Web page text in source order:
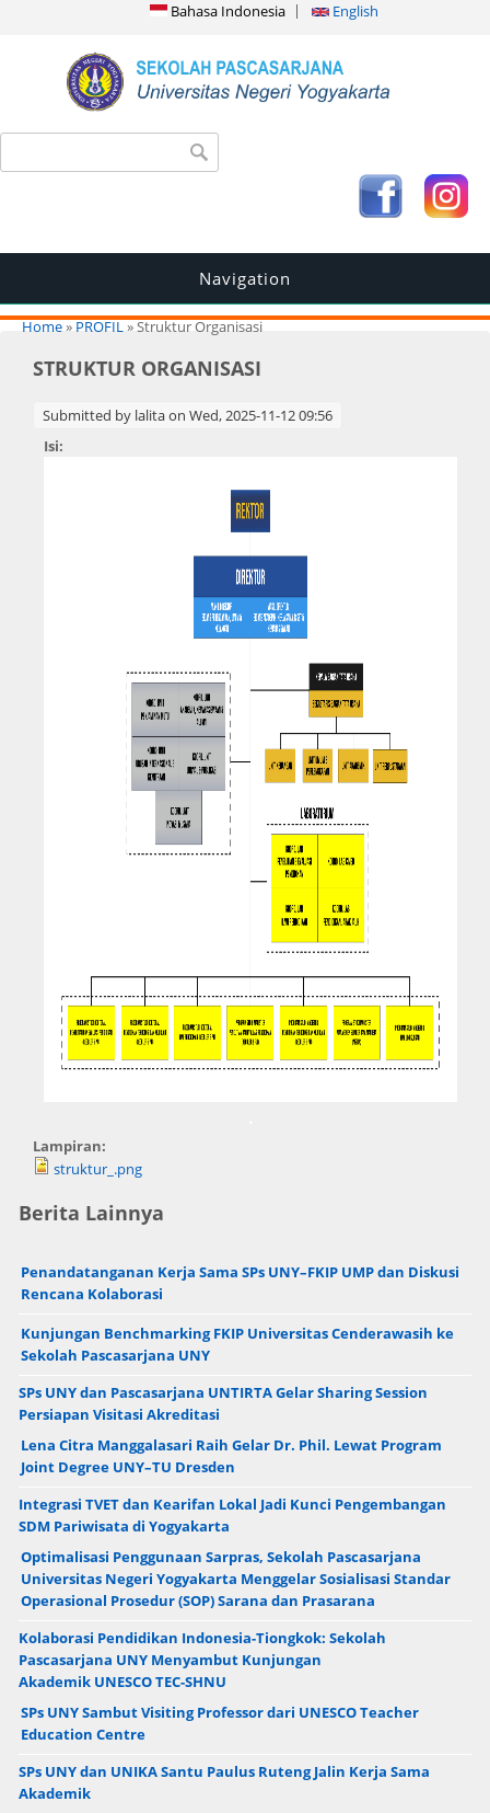
Bahasa Indonesia English
Search form
Navigation
You are here
Home» PROFIL» Struktur Organisasi
STRUKTUR ORGANISASI
Submitted by lalitaon Wed, 2025-11-12 09:56
Isi:
Lampiran:
struktur_.png
Berita Lainnya
Penandatanganan Kerja Sama SPs UNY–FKIP UMP dan Diskusi
Rencana Kolaborasi
Kunjungan Benchmarking FKIP Universitas Cenderawasih ke
Sekolah Pascasarjana UNY
SPs UNY dan Pascasarjana UNTIRTA Gelar Sharing Session
Persiapan Visitasi Akreditasi
Lena Citra Manggalasari Raih Gelar Dr. Phil. Lewat Program
Joint Degree UNY–TU Dresden
Integrasi TVET dan Kearifan Lokal Jadi Kunci Pengembangan
SDM Pariwisata di Yogyakarta
Optimalisasi Penggunaan Sarpras, Sekolah Pascasarjana
Universitas Negeri Yogyakarta Menggelar Sosialisasi Standar
Operasional Prosedur (SOP) Sarana dan Prasarana
Kolaborasi Pendidikan Indonesia-Tiongkok: Sekolah
Pascasarjana UNY Menyambut Kunjungan
Akademik UNESCO TEC-SHNU
SPs UNY Sambut Visiting Professor dari UNESCO Teacher
Education Centre
SPs UNY dan UNIKA Santu Paulus Ruteng Jalin Kerja Sama
Akademik